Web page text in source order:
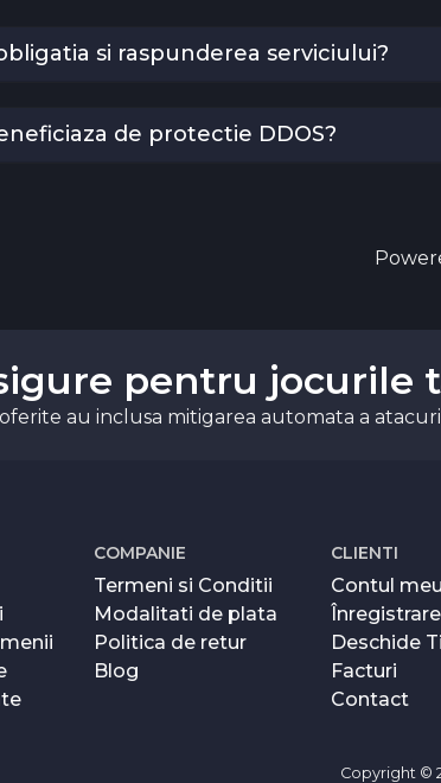
si raspunderea serviciului?
de protectie DDOS?
pentru jocurile
au inclusa mitigarea automata a
COMPANIE
Termeni si Conditii
Modalitati de plata
Politica de retur
Blog
CLIENTI
Contul meu
Înregistrare
Deschide
Facturi
Contact
Copyright ©